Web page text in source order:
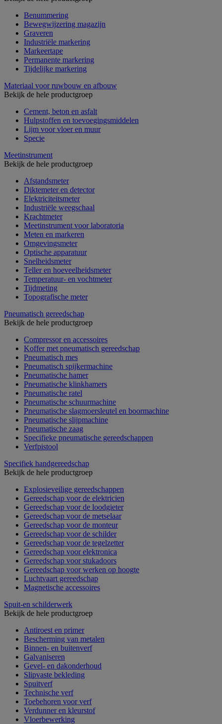
Benummering
Bewegwijzering magazijn
Graveren
Industriële markering
Markeertape
Permanente markering
Tijdelijke markering
Materiaal voor ruwbouw en afbouw
Bekijk de hele productgroep
Cement, beton en asfalt
Hulpstoffen en toevoegingsmiddelen
Lijm voor vloer en muur
Specie
Meetinstrument
Bekijk de hele productgroep
Afstandsmeter
Diktemeter en detector
Elektriciteitsmeter
Industriële weegschaal
Krachtmeter
Meetinstrument voor laboratoria
Meten en markeren
Omgevingsmeter
Optische apparatuur
Snelheidsmeter
Teller en hoeveelheidsmeter
Temperatuur- en vochtmeter
Tijdmeting
Topografische meter
Pneumatisch gereedschap
Bekijk de hele productgroep
Compressor en accessoires
Koffer met pneumatisch gereedschap
Pneumatisch mes
Pneumatisch spijkermachine
Pneumatische hamer
Pneumatische klinkhamers
Pneumatische ratel
Pneumatische schuurmachine
Pneumatische slagmoersleutel en boormachine
Pneumatische slijpmachine
Pneumatische zaag
Specifieke pneumatische gereedschappen
Verfpistool
Specifiek handgereedschap
Bekijk de hele productgroep
Explosieveilige gereedschappen
Gereedschap voor de elektricien
Gereedschap voor de loodgieter
Gereedschap voor de metselaar
Gereedschap voor de monteur
Gereedschap voor de schilder
Gereedschap voor de tegelzetter
Gereedschap voor elektronica
Gereedschap voor stukadoors
Gereedschap voor werken op hoogte
Luchtvaart gereedschap
Magnetische accessoires
Spuit-en schilderwerk
Bekijk de hele productgroep
Antiroest en primer
Bescherming van metalen
Binnen- en buitenverf
Galvaniseren
Gevel- en dakonderhoud
Slipvaste bekleding
Spuitverf
Technische verf
Toebehoren voor verf
Verdunner en kleurstof
Vloerbewerking